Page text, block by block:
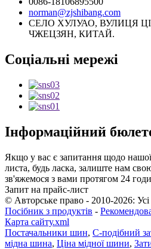
norman@zjshibang.com
СЕЛО ХУЛУАО, ВУЛИЦЯ
ЧЖЕЦЗЯН, КИТАЙ.
Соціальні мережі
Інформаційний
Якщо у вас є запитання щодо
листа, будь ласка, залиште нам
зв'яжемося з вами протягом 24
Запит на прайс-лист
© Авторське право - 2010-2026:
Посібник з продуктів -
Карта сайту.xml
Постачальники шин, С-подібний
мідна шина, Ціна мідної шини,